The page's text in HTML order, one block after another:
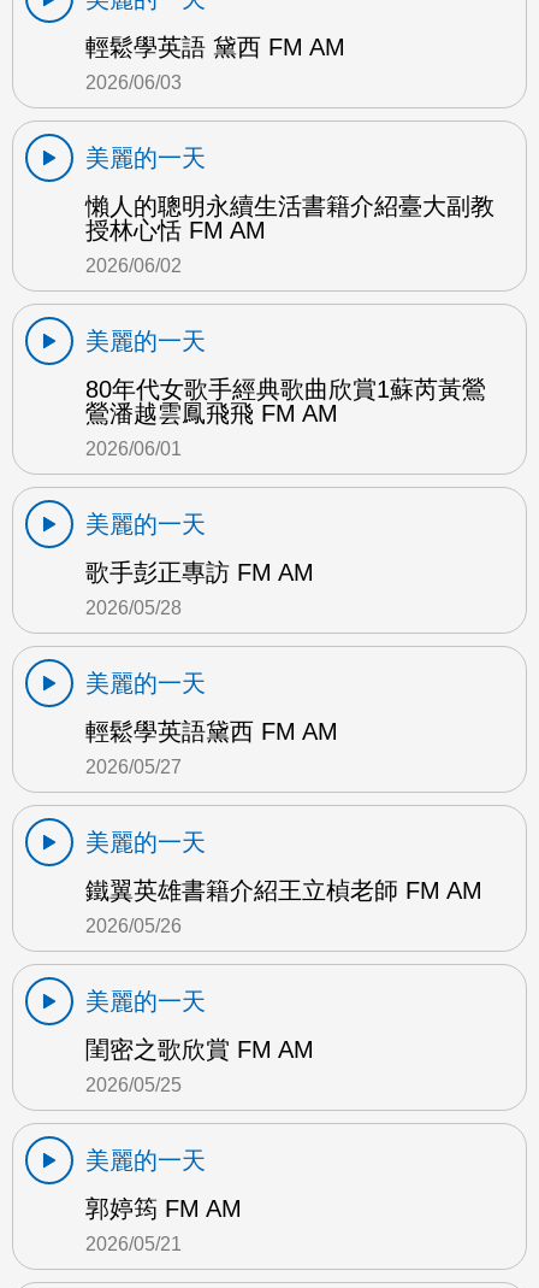
輕鬆學英語 黛西 FM AM
2026/06/03
美麗的一天
懶人的聰明永續生活書籍介紹臺大副教
授林心恬 FM AM
2026/06/02
美麗的一天
80年代女歌手經典歌曲欣賞1蘇芮黃鶯
鶯潘越雲鳳飛飛 FM AM
2026/06/01
美麗的一天
歌手彭正專訪 FM AM
2026/05/28
美麗的一天
輕鬆學英語黛西 FM AM
2026/05/27
美麗的一天
鐵翼英雄書籍介紹王立楨老師 FM AM
2026/05/26
美麗的一天
閨密之歌欣賞 FM AM
2026/05/25
美麗的一天
郭婷筠 FM AM
2026/05/21